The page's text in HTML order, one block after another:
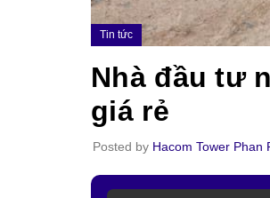
Tin tức
Nhà đầu tư
giá rẻ
Posted by Hacom Tower Phan